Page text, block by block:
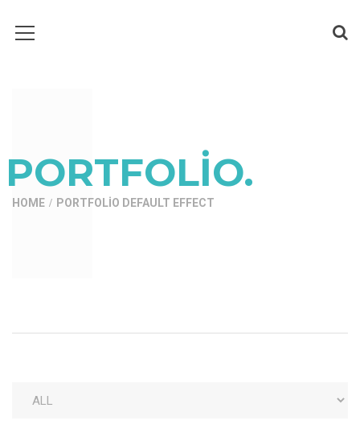
PORTFOLIO.
HOME PORTFOLIO DEFAULT EFFECT